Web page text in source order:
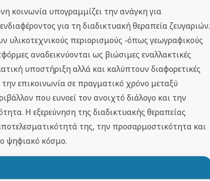
κοινωνία υπογραμμίζει την ανάγκη για
για τη διαδικτυακή θεραπεία ζευγαριών.
υλικοτεχνικούς περιορισμούς -όπως γεωγραφικούς
αναδεικνύονται ως βιώσιμες εναλλακτικές
υποστήριξη αλλά και καλύπτουν διαφορετικές
επικοινωνία σε πραγματικό χρόνο μεταξύ
που ευνοεί τον ανοιχτό διάλογο και την
Η εξερεύνηση της διαδικτυακής θεραπείας
της, την προσαρμοστικότητα και
ψηφιακό κόσμο.